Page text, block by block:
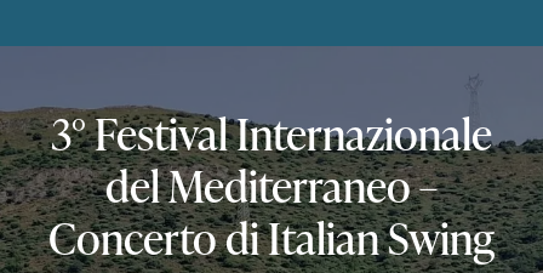
3°FestivalInternazionale
delMediterraneo–
ConcertodiItalianSwing